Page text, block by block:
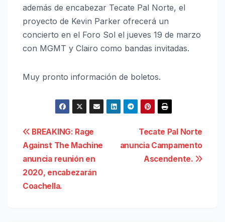
además de encabezar Tecate Pal Norte, el
proyecto de Kevin Parker ofrecerá un
concierto en el Foro Sol el jueves 19 de marzo
con MGMT y Clairo como bandas invitadas.
Muy pronto información de boletos.
Navegación
de
entradas
Tecate Pal Norte
anuncia Campamento
Ascendente.
BREAKING: Rage
Against The Machine
anuncia reunión en
2020, encabezarán
Coachella.